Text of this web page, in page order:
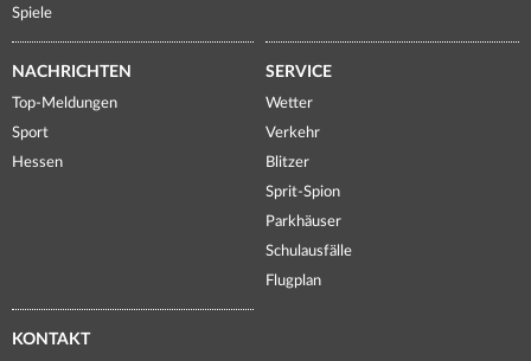
Spiele
NACHRICHTEN
Top-Meldungen
Sport
Hessen
SERVICE
Wetter
Verkehr
Blitzer
Sprit-Spion
Parkhäuser
Schulausfälle
Flugplan
KONTAKT